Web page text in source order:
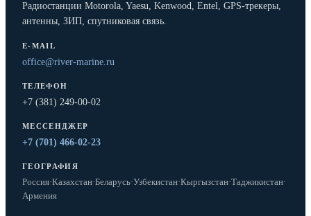
Радиостанции Motorola, Yaesu, Kenwood, Entel, GPS-трекеры,
антенны, ЗИП, спутниковая связь.
E-MAIL
office@river-marine.ru
ТЕЛЕФОН
+7 (381) 249-00-02
МЕССЕНДЖЕР
+7 (701) 466-02-23
ГЕОГРАФИЯ
Россия·Казахстан·Беларусь·Узбекистан·Кыргызстан·Таджикистан·
Армения